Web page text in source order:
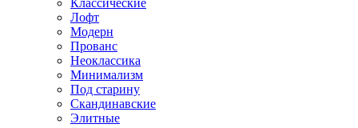
Классические
Лофт
Модерн
Прованс
Неоклассика
Минимализм
Под старину
Скандинавские
Элитные